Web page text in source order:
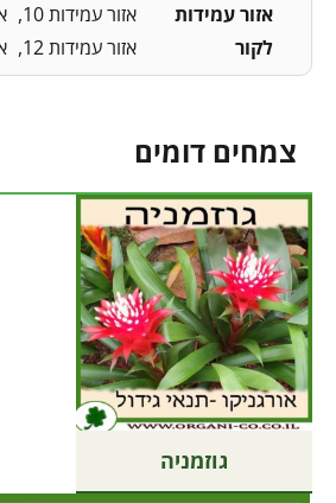
אזור עמידות
לקור
אזור עמידות 10
אזור עמידות 12
צמחים דומים
גוזמניה